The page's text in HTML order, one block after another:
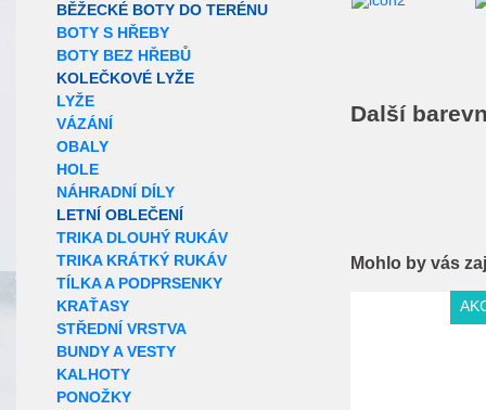
BĚŽECKÉ BOTY DO TERÉNU
BOTY S HŘEBY
BOTY BEZ HŘEBŮ
KOLEČKOVÉ LYŽE
LYŽE
VÁZÁNÍ
OBALY
HOLE
NÁHRADNÍ DÍLY
LETNÍ OBLEČENÍ
TRIKA DLOUHÝ RUKÁV
TRIKA KRÁTKÝ RUKÁV
TÍLKA A PODPRSENKY
KRAŤASY
STŘEDNÍ VRSTVA
BUNDY A VESTY
KALHOTY
PONOŽKY
Další
Mohlo by vás
Extra slevy pro